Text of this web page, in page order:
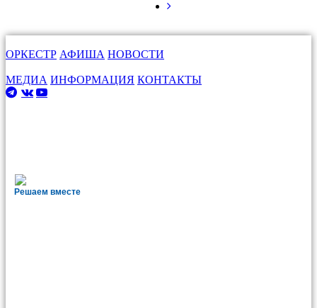
ОРКЕСТР АФИША НОВОСТИ
МЕДИА ИНФОРМАЦИЯ КОНТАКТЫ
Решаем вместе